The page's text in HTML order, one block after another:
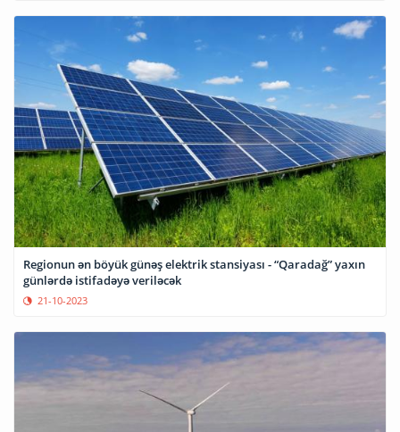
Regionun ən böyük günəş elektrik stansiyası - “Qaradağ” yaxın
günlərdə istifadəyə veriləcək
21-10-2023